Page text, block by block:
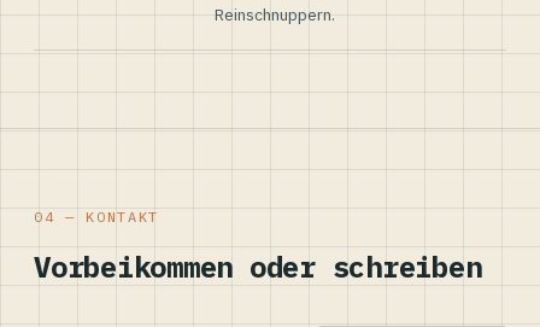
Reinschnuppern.
04 — KONTAKT
Vorbeikommen oder schreiben